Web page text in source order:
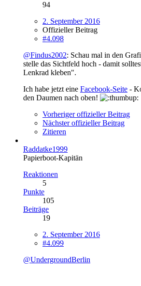
94
2. September 2016
Offizieller Beitrag
#4.098
@Findus2002: Schau mal in den
stelle das Sichtfeld hoch - damit
Lenkrad kleben".
Ich habe jetzt eine Facebook-Seite -
den Daumen nach oben!
Vorheriger offizieller Beitrag
Nächster offizieller Beitrag
Zitieren
Raddatke1999
Papierboot-Kapitän
Reaktionen
5
Punkte
105
Beiträge
19
2. September 2016
#4.099
@UndergroundBerlin